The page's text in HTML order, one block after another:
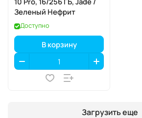
Зеленый Нефрит
Доступно
В корзину
Загрузить еще